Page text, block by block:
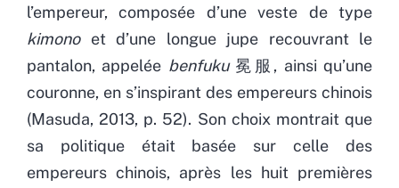
l’empereur, composée d’une veste de type
kimonoet d’une longue jupe recouvrant le
pantalon, appelée benfuku冕服, ainsi qu’une
couronne, en s’inspirant des empereurs chinois
(Masuda, 2013, p. 52). Son choix montrait que
sa politique était basée sur celle des
empereurs chinois, après les huit premières